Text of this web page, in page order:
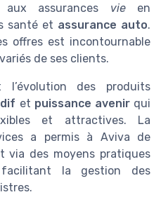
assurances vieen
santé et assurance auto.
offres est incontournable
de ses clients.
des produits
et puissance avenirqui
et attractives. La
a permis à Aviva de
via des moyens pratiques
la gestion des